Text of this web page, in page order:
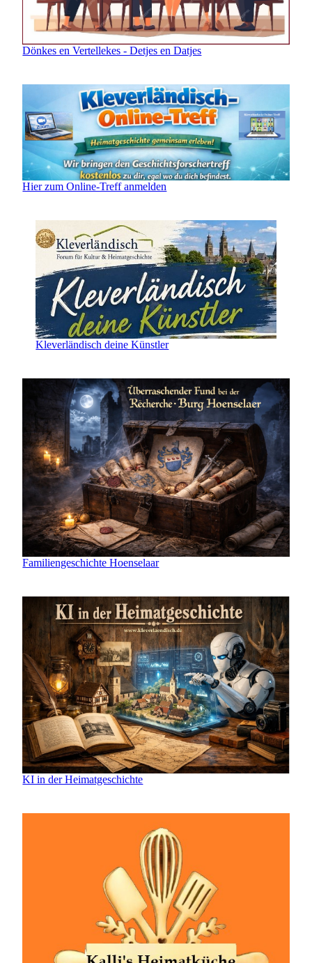
Dönkes en Vertellekes - Detjes en Datjes
Hier zum Online-Treff anmelden
Kleverländisch deine Künstler
Familiengeschichte Hoenselaar
KI in der Heimatgeschichte